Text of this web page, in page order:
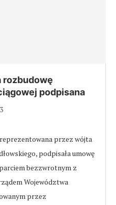
rozbudowę
podpisana
przez wójta
podpisała umowę
bezzwrotnym z
Województwa
przez